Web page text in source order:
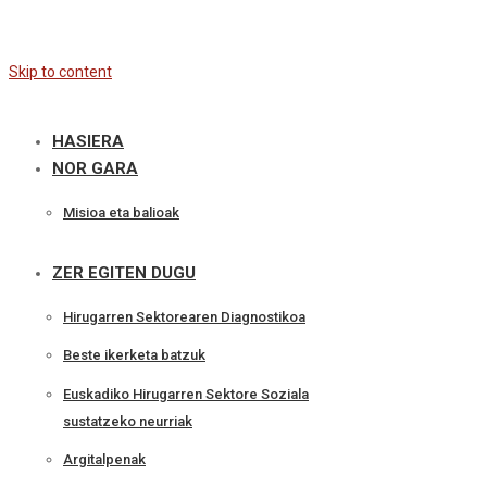
Skip to content
HASIERA
NOR GARA
Misioa eta balioak
ZER EGITEN DUGU
Hirugarren Sektorearen Diagnostikoa
Beste ikerketa batzuk
Euskadiko Hirugarren Sektore Soziala
sustatzeko neurriak
Argitalpenak